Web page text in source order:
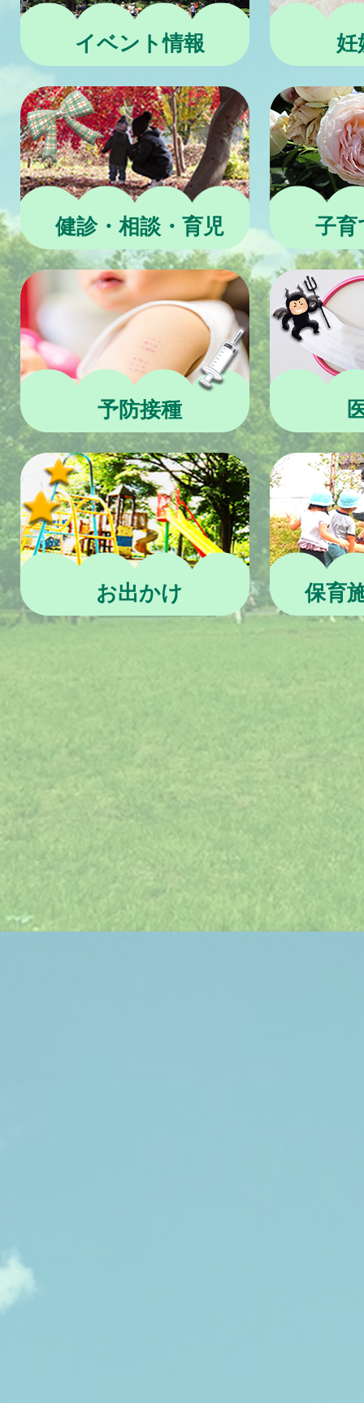
イベント情報 妊
健診・相談・育児 子育
予防接種
お出かけ 保育